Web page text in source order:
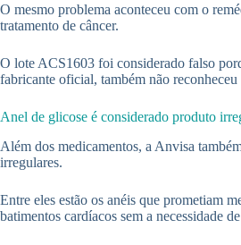
O mesmo problema aconteceu com o
tratamento de câncer.
O lote ACS1603 foi considerado falso
fabricante oficial, também não reconheceu
Anel de glicose é considerado produto
Além dos medicamentos, a Anvisa
irregulares.
Entre eles estão os anéis que prometiam
batimentos cardíacos sem a necessidade